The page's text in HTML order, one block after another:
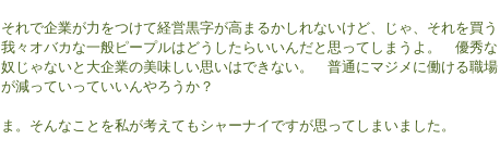
それで企業が力をつけて経営黒字が高まるかしれないけど、じゃ、それを買う
我々オバカな一般ピープルはどうしたらいいんだと思ってしまうよ。 優秀な
奴じゃないと大企業の美味しい思いはできない。 普通にマジメに働ける職場
が減っていっていいんやろうか？
ま。そんなことを私が考えてもシャーナイですが思ってしまいました。